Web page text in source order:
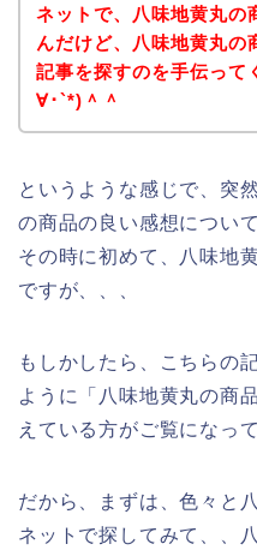
ネットで、八味地黄丸の
んだけど、八味地黄丸の
記事を探すのを手伝って
∀･`*)＾＾
というような感じで、突
の商品の良い感想につい
その時に初めて、八味地
ですが、、、
もしかしたら、こちらの
ように「八味地黄丸の商
えている方がご覧になっ
だから、まずは、色々と
ネットで探してみて、、